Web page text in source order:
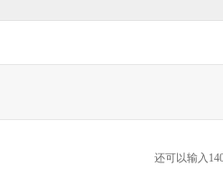
还可以输入